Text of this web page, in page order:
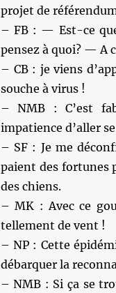
projet de
– FB : — Est-ce
pensez à quoi? — A
– CB : je viens
souche à virus !
– NMB : C’est
impatience d’aller
– SF : Je me
paient des fortunes
des chiens.
– MK : Avec ce
tellement de vent !
– NP : Cette
débarquer la
– NMB : Si ça se